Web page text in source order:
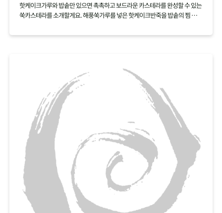
핫케이크가루와 밥솥만 있으면 촉촉하고 보드라운 카스테라를 완성할 수 있는
쑥카스테라를 소개할게요. 해풍쑥가루를 넣은 핫케이크반죽을 밥솥의 찜 기능
아주는 건 물론, 쑥을 잘 먹지 않는 아이들에게 쑥을 맛볼 수 있게 할 수 있으니